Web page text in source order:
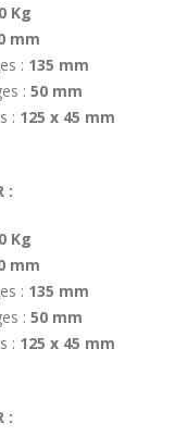
Kg
mm
: 135 mm
: 50 mm
: 125 x 45 mm
:
Kg
mm
: 135 mm
: 50 mm
: 125 x 45 mm
: